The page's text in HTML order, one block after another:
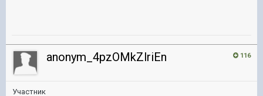
116
anonym_4pzOMkZlriEn
Участник